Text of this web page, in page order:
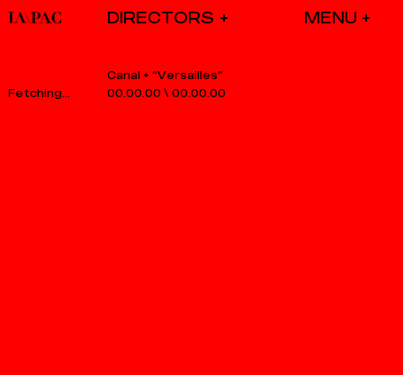
DIRECTORS
00.00.00 \ 00.00.00
Canal + “Versailles”